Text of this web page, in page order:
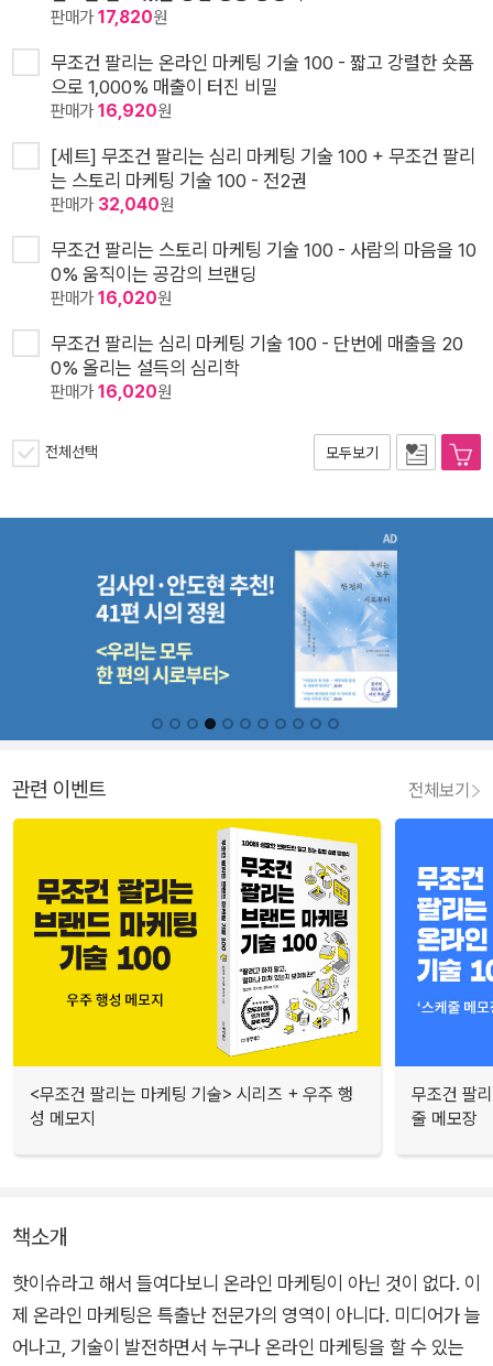
판매가17,820원
무조건 팔리는 온라인 마케팅 기술 100 - 짧고 강렬한 숏폼
으로 1,000% 매출이 터진 비밀
판매가16,920원
[세트] 무조건 팔리는 심리 마케팅 기술 100 + 무조건 팔리
는 스토리 마케팅 기술 100 - 전2권
판매가 32,040원
무조건 팔리는 스토리 마케팅 기술 100 - 사람의 마음을 10
0% 움직이는 공감의 브랜딩
판매가16,020원
무조건 팔리는 심리 마케팅 기술 100 - 단번에 매출을 20
0% 올리는 설득의 심리학
판매가16,020원
전체선택 모두보기
관련 이벤트 전체보기
<무조건 팔리는 마케팅 기술> 시리즈 + 우주 행
성 메모지
무조건 팔
줄 메모장
책소개
핫이슈라고 해서 들여다보니 온라인 마케팅이 아닌 것이 없다. 이
제 온라인 마케팅은 특출난 전문가의 영역이 아니다. 미디어가 늘
어나고, 기술이 발전하면서 누구나 온라인 마케팅을 할 수 있는